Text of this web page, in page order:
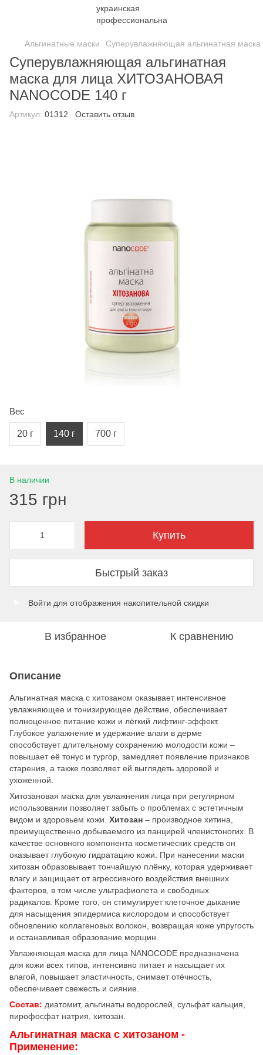
Альгинатные маски Суперувлажняющая альгинатная
Суперувлажняющая альгинатная
маска для лица ХИТОЗАНОВАЯ
NANOCODE 140 г
Артикул: 01312 Оставить отзыв
Вес
20 г 140 г 700 г
В наличии
315 грн
Купить
Быстрый заказ
Войти для отображения накопительной скидки
В избранное К сравнению
Описание
Альгинатная маска с хитозаном оказывает интенсивное
увлажняющее и тонизирующее действие, обеспечивает
полноценное питание кожи и лёгкий лифтинг-эффект.
Глубокое увлажнение и удержание влаги в дерме
способствует длительному сохранению молодости кожи –
повышает её тонус и тургор, замедляет появление признаков
старения, а также позволяет ей выглядеть здоровой и
ухоженной.
Хитозановая маска для увлажнения лица при регулярном
использовании позволяет забыть о проблемах с эстетичным
видом и здоровьем кожи. Хитозан – производное хитина,
преимущественно добываемого из панцирей членистоногих. В
качестве основного компонента косметических средств он
оказывает глубокую гидратацию кожи. При нанесении маски
хитозан образовывает тончайшую плёнку, которая удерживает
влагу и защищает от агрессивного воздействия внешних
факторов, в том числе ультрафиолета и свободных
радикалов. Кроме того, он стимулирует клеточное дыхание
для насыщения эпидермиса кислородом и способствует
обновлению коллагеновых волокон, возвращая коже упругость
и останавливая образование морщин.
Увлажняющая маска для лица NANOCODE предназначена
для кожи всех типов, интенсивно питает и насыщает их
влагой, повышает эластичность, снимает отёчность,
обеспечивает свежесть и сияние.
Состав: диатомит, альгинаты водорослей, сульфат кальция,
пирофосфат натрия, хитозан.
Альгинатная маска с хитозаном -
Применение: